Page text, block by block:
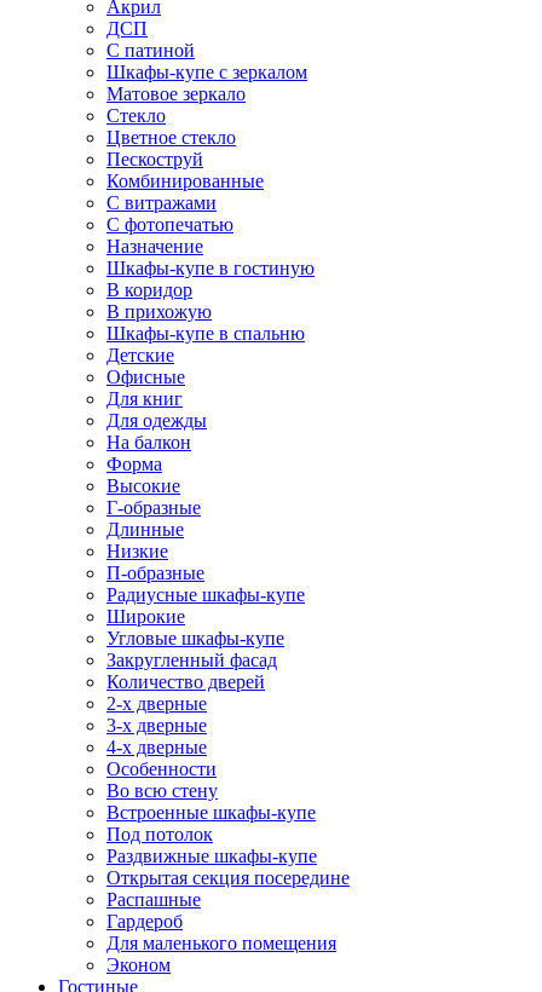
Акрил
ДСП
С патиной
Шкафы-купе с зеркалом
Матовое зеркало
Стекло
Цветное стекло
Пескоструй
Комбинированные
С витражами
С фотопечатью
Назначение
Шкафы-купе в гостиную
В коридор
В прихожую
Шкафы-купе в спальню
Детские
Офисные
Для книг
Для одежды
На балкон
Форма
Высокие
Г-образные
Длинные
Низкие
П-образные
Радиусные шкафы-купе
Широкие
Угловые шкафы-купе
Закругленный фасад
Количество дверей
2-х дверные
3-х дверные
4-х дверные
Особенности
Во всю стену
Встроенные шкафы-купе
Под потолок
Раздвижные шкафы-купе
Открытая секция посередине
Распашные
Гардероб
Для маленького помещения
Эконом
Гостиные